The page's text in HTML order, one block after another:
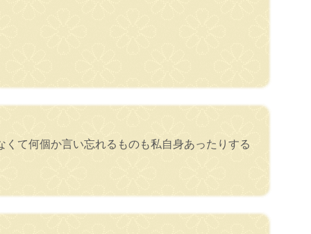
て何個か言い忘れるものも私自身あったりする